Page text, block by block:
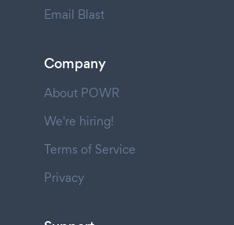
Email Blast
Company
About POWR
We're hiring!
Terms of Service
Privacy